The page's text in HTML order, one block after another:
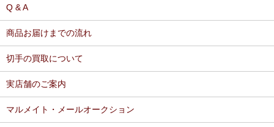
Q & A
商品お届けまでの流れ
切手の買取について
実店舗のご案内
マルメイト・メールオークション